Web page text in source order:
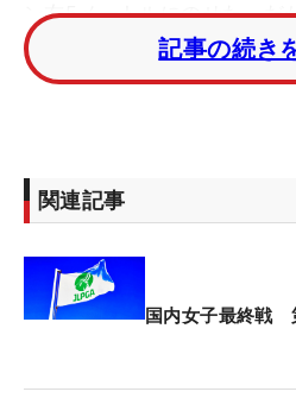
ン右5メートルにのせた。
カップをかすめた。
たけど、う～ん、パットが…
だけ顔をしかめた。14位か
タル1オーバーのまま。この
に、歯がゆい時間が増えて
記事の続き
関連記事
国内女子最終戦